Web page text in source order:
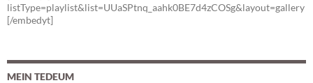
listType=playlist&list=UUaSPtnq_aahk0BE7d4zCOSg&layout=gallery
[/embedyt]
MEIN TEDEUM